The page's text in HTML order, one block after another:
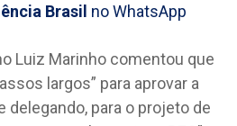
Brasil no WhatsApp
Luiz Marinho comentou que
largos” para aprovar a
delegando, para o projeto de